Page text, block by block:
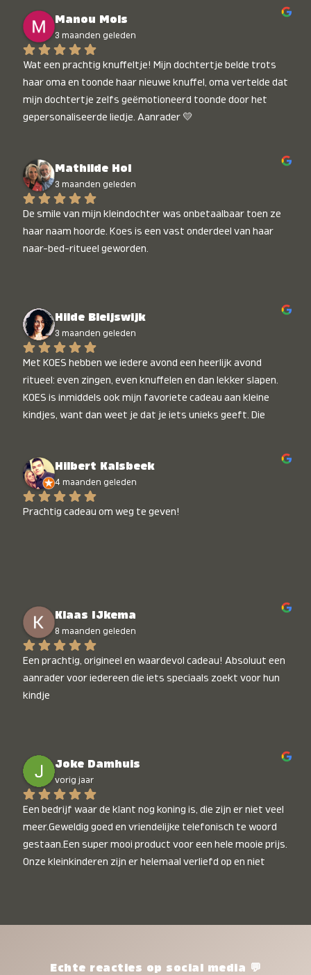
Manou Mols
3 maanden geleden
Wat een prachtig knuffeltje! Mijn dochtertje belde trots
haar oma en toonde haar nieuwe knuffel, oma vertelde dat
mijn dochtertje zelfs geëmotioneerd toonde door het
gepersonaliseerde liedje. Aanrader 💛
Mathilde Hol
3 maanden geleden
De smile van mijn kleindochter was onbetaalbaar toen ze
haar naam hoorde. Koes is een vast onderdeel van haar
naar-bed-ritueel geworden.
Hilde Bleijswijk
3 maanden geleden
Met KOES hebben we iedere avond een heerlijk avond
ritueel: even zingen, even knuffelen en dan lekker slapen.
KOES is inmiddels ook mijn favoriete cadeau aan kleine
kindjes, want dan weet je dat je iets unieks geeft. Die
Hilbert Kalsbeek
4 maanden geleden
Prachtig cadeau om weg te geven!
Klaas IJkema
8 maanden geleden
Een prachtig, origineel en waardevol cadeau! Absoluut een
aanrader voor iedereen die iets speciaals zoekt voor hun
kindje
Joke Damhuis
vorig jaar
Een bedrijf waar de klant nog koning is, die zijn er niet veel
meer.Geweldig goed en vriendelijke telefonisch te woord
gestaan.Een super mooi product voor een hele mooie prijs.
Onze kleinkinderen zijn er helemaal verliefd op en niet
het waard.Echte reacties op social media 💬